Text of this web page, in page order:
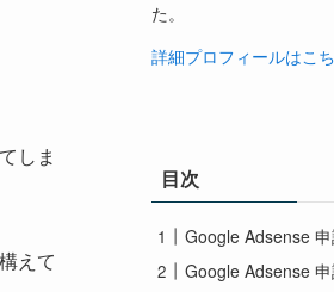
しま
えて
た。
詳細プロフィールはこ
目次
Google Adsense
Google Adsense